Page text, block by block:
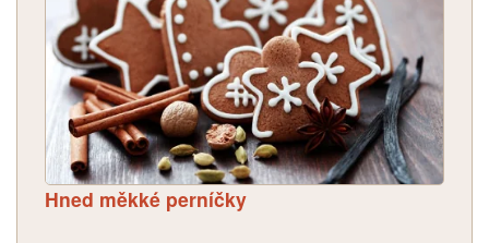
Hned měkké perníčky